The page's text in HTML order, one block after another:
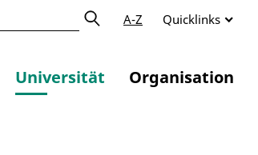
A-Z Quicklinks
Universität Organisation